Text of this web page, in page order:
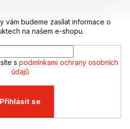
vám budeme zasílat informace o
na našem e-shopu.
s podmínkami ochrany osobních
údajů
Přihlásit se